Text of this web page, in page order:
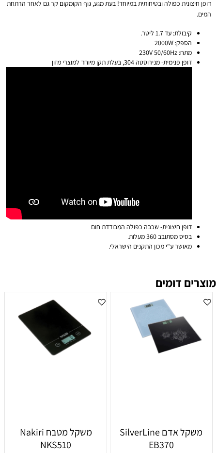
דופן חיצונית כפולה ובטיחותית במיוחד! בעת מגע, גוף הקומקום קר גם לאחר הרתחת
המים.
קיבולת: עד 1.7 ליטר.
הספק: 2000W
מתח: 230V 50/60Hz
דופן פנימית- מנירוסטה 304, בעלת תקן מיוחד למוצרי מזון
דופן חיצונית- שכבה כפולה המבודדת חום
בסיס מסתובב 360 מעלות.
מאושר ע"י מכון התקנים הישראלי.
מוצרים דומים
‏משקל אדם SilverLine
EB370
‏משקל מטבח Nakiri
NKS510